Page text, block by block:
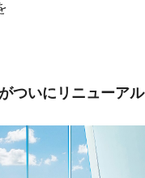
ついにリニューアル